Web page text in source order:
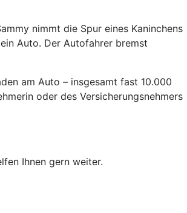
nimmt die Spur eines Kaninchens
Auto. Der Autofahrer bremst
am Auto – insgesamt fast 10.000
oder des Versicherungsnehmers
Ihnen gern weiter.